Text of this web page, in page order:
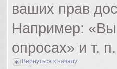
ваших прав
Например: «Вы
опросах» и т. п.
Вернуться к началу